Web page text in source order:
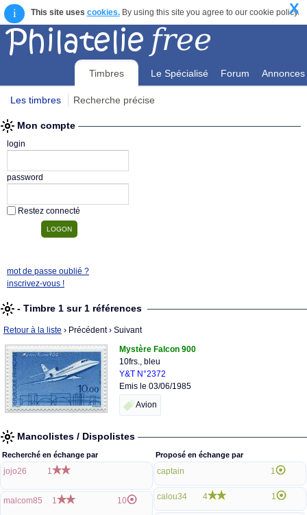
i This site uses cookies.By using this site you agree to our cookie policy.
X
Timbres Le Spécialisé Forum Annonces
Les timbres Recherche précise
Mon compte
login
password
Restez connecté
mot de passe oublié ?
inscrivez-vous !
- Timbre 1 sur 1 références
Retour à la liste › Précédent› Suivant
Mystère Falcon 900
10frs., bleu
Y&T N°2372
Emis le 03/06/1985
Avion
Mancolistes / Dispolistes
Recherché en échange par
jojo26 1
malcom85 1 10
Proposé en échange par
captain 1
calou34 4 1